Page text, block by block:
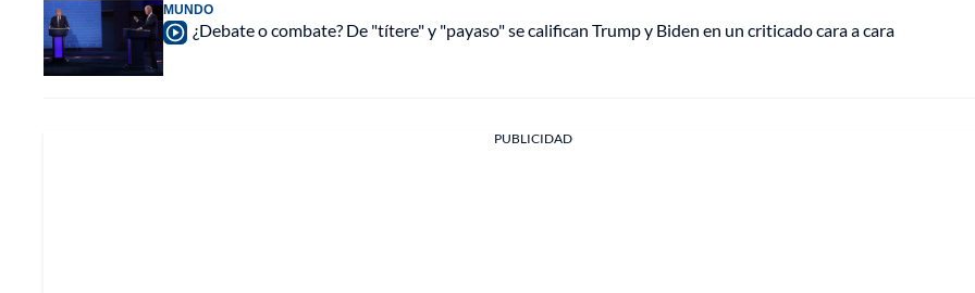
MUNDO
¿Debate o combate? De "títere" y "payaso" se califican Trump y Biden en un criticado cara a cara
PUBLICIDAD